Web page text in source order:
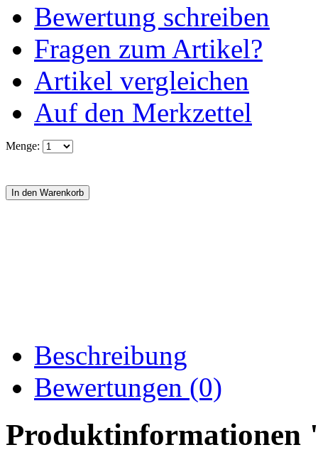
Bewertung schreiben
Fragen zum Artikel?
Artikel vergleichen
Auf den Merkzettel
Menge:
Beschreibung
Bewertungen (0)
Produktinformationen